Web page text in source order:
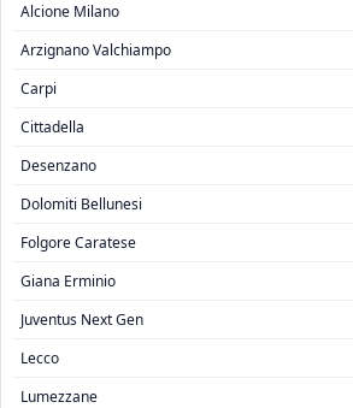
Alcione Milano
Arzignano Valchiampo
Carpi
Cittadella
Desenzano
Dolomiti Bellunesi
Folgore Caratese
Giana Erminio
Juventus Next Gen
Lecco
Lumezzane